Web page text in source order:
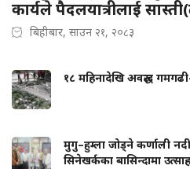
कार्यले पैदलयात्रीलाई
बिहीबार, साउन २१, २०८३
१८ महिनादेखि अवरुद्ध
मुगु–हुम्ला जोड्ने कर्णाली
सिनेखर्कका बासिन्दामा उत्साह